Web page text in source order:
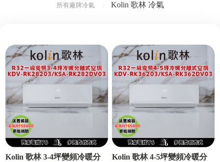
所有廠牌冷氣 Kolin 歌林 冷氣
Kolin 歌林 3-4坪變頻冷暖分
Kolin 歌林 4-5坪變頻冷暖分